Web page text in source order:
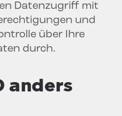
Datenzugriff mit
und
über Ihre
durch.
anders